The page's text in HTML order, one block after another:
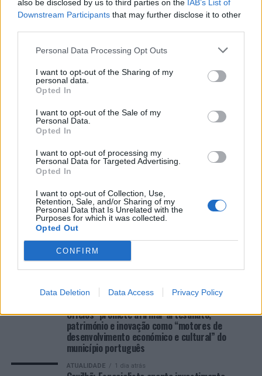
also be disclosed by us to third parties on the IAB’s List of
Downstream Participants that may further disclose it to other
Personal Data Processing Opt Outs
I want to opt-out of the Sharing of my
personal data.
Opted In
I want to opt-out of the Sale of my
Personal Data.
Opted In
I want to opt-out of processing my
Personal Data for Targeted Advertising.
Opted In
I want to opt-out of Collection, Use,
Retention, Sale, and/or Sharing of my
Personal Data that Is Unrelated with the
Purposes for which it was collected.
Opted Out
CONFIRM
Data Deletion Data Access Privacy Policy
município português
valorização imobiliária como motores do crescimento da
Rio de Janeiro: Governo do Estado propõe parceria com a
exterior”
ÚLTIMAS DESTAQUE
ATUALIDADE 11 horas atrás
“Millennium Estoril Open 2026” regressou ao
circuito ATP com vitória do francês Luca Van
Assche
ATUALIDADE 17 horas atrás
Ofícios” promete afirmar artesanato,
património e inovação como “motores de
desenvolvimento económico e cultural” do
município português
ATUALIDADE 1 dia atrás